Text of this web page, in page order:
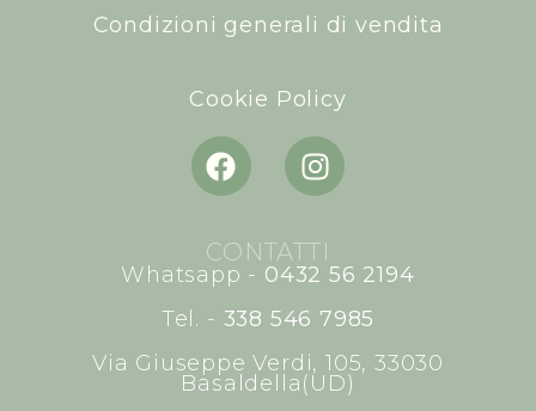
Condizioni generali di vendita
Cookie Policy
CONTATTI
Whatsapp - 0432 56 2194
Tel. - 338 546 7985
Via Giuseppe Verdi, 105, 33030
Basaldella(UD)